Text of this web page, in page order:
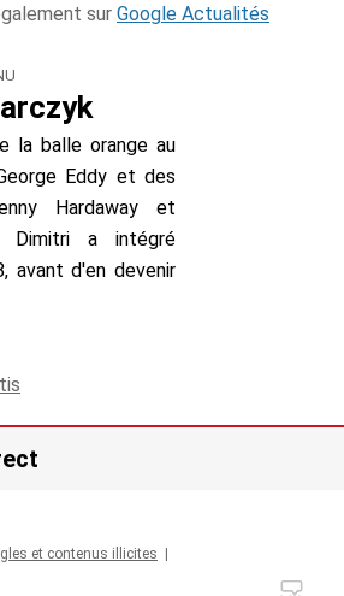
sur Google Actualités
la balle orange au
Eddy et des
Hardaway et
Dimitri a intégré
avant d'en devenir
et contenus illicites